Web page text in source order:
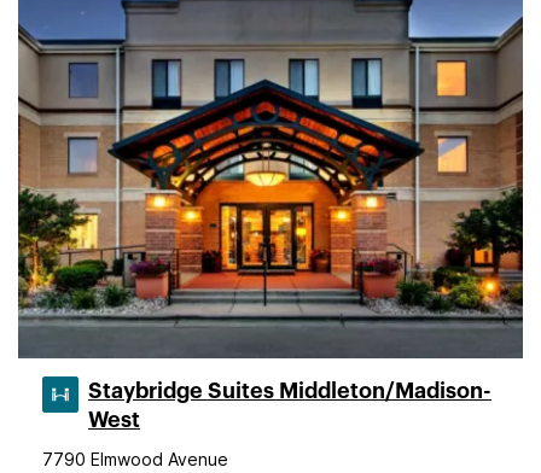
Staybridge Suites Middleton/Madison-
West
7790 Elmwood Avenue